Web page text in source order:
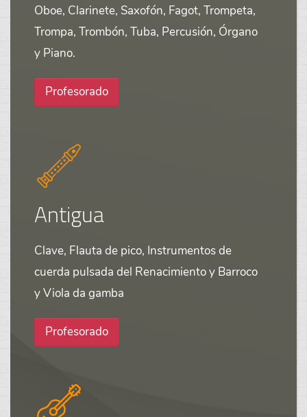
Oboe, Clarinete, Saxofón, Fagot, Trompeta,
Trompa, Trombón, Tuba, Percusión, Órgano
y Piano.
Profesorado
Antigua
Clave, Flauta de pico, Instrumentos de
cuerda pulsada del Renacimiento y Barroco
y Viola da gamba
Profesorado